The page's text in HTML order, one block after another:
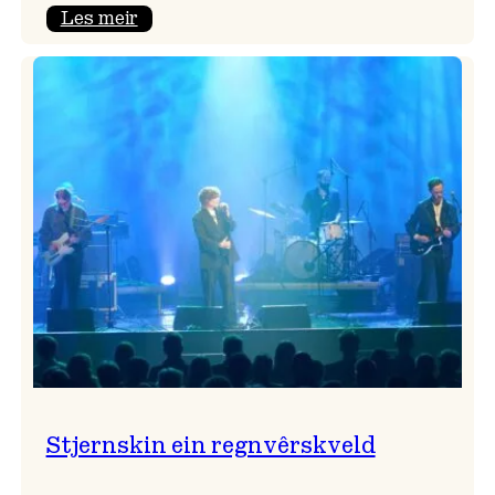
Les meir:
&
Haltli
Stjernskin ein regnvêrskveld